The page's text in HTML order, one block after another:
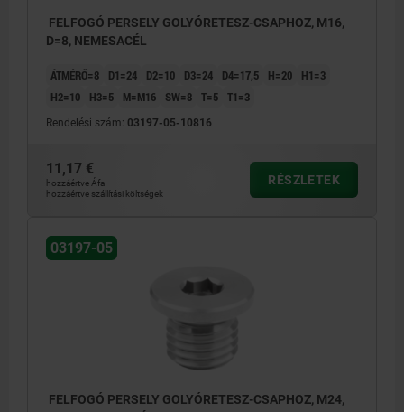
FELFOGÓ PERSELY GOLYÓRETESZ-CSAPHOZ, M16,
D=8, NEMESACÉL
ÁTMÉRŐ=8 D1=24 D2=10 D3=24 D4=17,5 H=20
H1=3
H2=10
H3=5 M=M16 SW=8 T=5 T1=3
Rendelési szám: 03197-05-10816
11,17 €
hozzáértve Áfa
hozzáértve szállítási költségek
RÉSZLETEK
03197-05
FELFOGÓ PERSELY GOLYÓRETESZ-CSAPHOZ, M24,